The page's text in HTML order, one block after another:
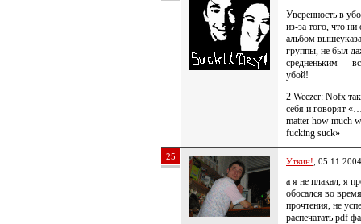
Уверенность в
из-за того, что ни
альбом
группы, не был
средненьким —
убой!
2 Weezer: Nofx
себя и говорят
matter how much
fucking suck»
25 Уткин! ,
а я не плакал, я
обосался во время
прочтения, не
распечатать pdf